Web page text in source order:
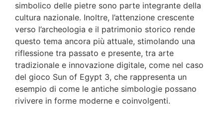
simbolico delle pietre sono parte integrante della
cultura nazionale. Inoltre, l’attenzione crescente
verso l’archeologia e il patrimonio storico rende
questo tema ancora più attuale, stimolando una
riflessione tra passato e presente, tra arte
tradizionale e innovazione digitale, come nel caso
del gioco Sun of Egypt 3, che rappresenta un
esempio di come le antiche simbologie possano
rivivere in forme moderne e coinvolgenti.